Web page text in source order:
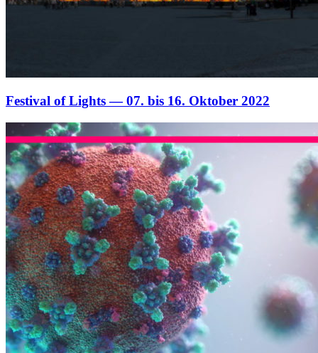
Festival of Lights — 07. bis 16. Oktober 2022